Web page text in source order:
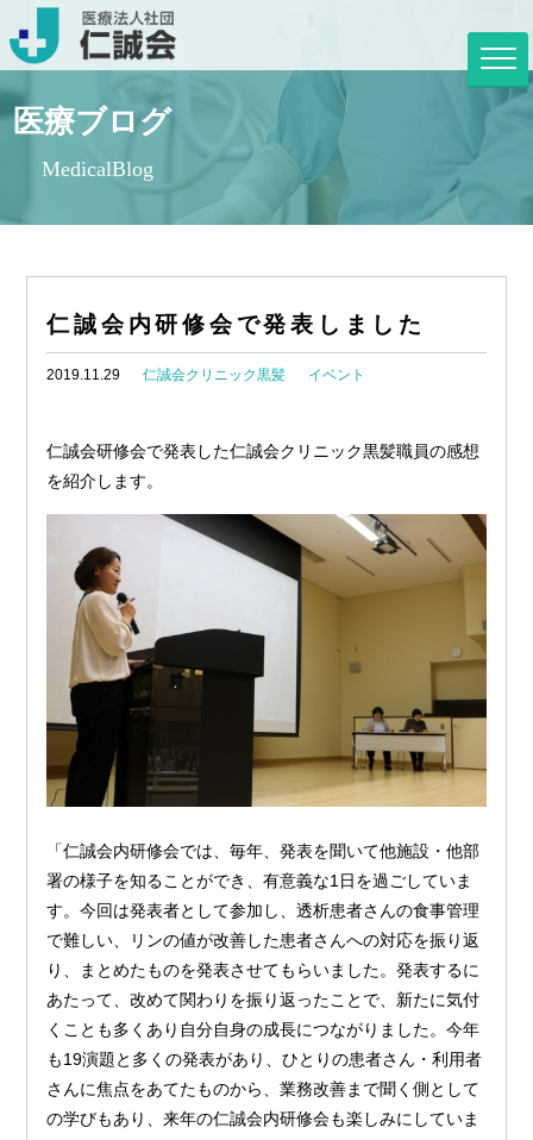
医療ブログ
MedicalBlog
仁誠会内研修会で発表しました
2019.11.29 仁誠会クリニック黒髪 イベント
仁誠会研修会で発表した仁誠会クリニック黒髪職員の感想
を紹介します。
「仁誠会内研修会では、毎年、発表を聞いて他施設・他部
署の様子を知ることができ、有意義な1日を過ごしていま
す。今回は発表者として参加し、透析患者さんの食事管理
で難しい、リンの値が改善した患者さんへの対応を振り返
り、まとめたものを発表させてもらいました。発表するに
あたって、改めて関わりを振り返ったことで、新たに気付
くことも多くあり自分自身の成長につながりました。今年
も19演題と多くの発表があり、ひとりの患者さん・利用者
さんに焦点をあてたものから、業務改善まで聞く側として
の学びもあり、来年の仁誠会内研修会も楽しみにしていま